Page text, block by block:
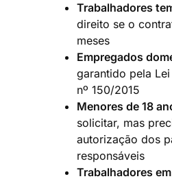
Trabalhadores
direito se o
meses
Empregados
garantido pela
nº 150/2015
Menores de 18
solicitar, mas
autorização dos
responsáveis
Trabalhadores